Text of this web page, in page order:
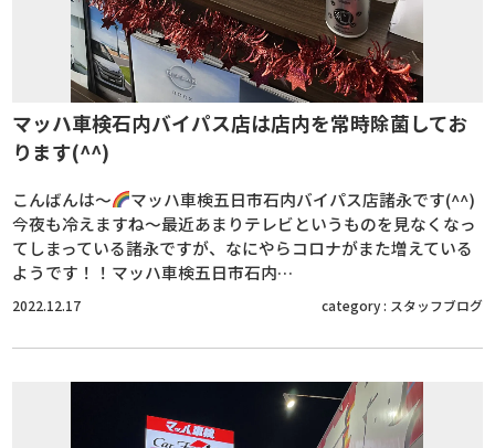
マッハ車検石内バイパス店は店内を常時除菌してお
ります(^^)
こんばんは～
マッハ車検五日市石内バイパス店諸永です(^^)
今夜も冷えますね～最近あまりテレビというものを見なくなっ
てしまっている諸永ですが、なにやらコロナがまた増えている
ようです！！マッハ車検五日市石内…
2022.12.17 category : スタッフブログ